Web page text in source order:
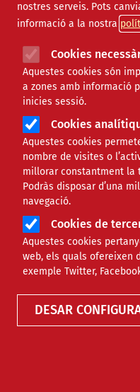
nostres serveis. Pots
informació a la nostra
Cookies
Aquestes cookies són
a zones amb informació
inicies sessió.
Cookies
Aquestes cookies
nombre de visites o
millorar constantment la
Podràs disposar d’una
navegació.
Cookies de
Aquestes cookies
web, els quals ofereixen
exemple Twitter,
DESAR
'Ajuda
campanya
llengua i